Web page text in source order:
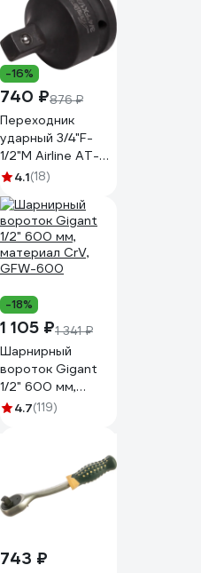
-16%
740 ₽876 ₽
Переходник
ударный 3/4"F-
1/2"M Airline AT-
IS34-48
4.1(18)
-18%
1 105 ₽1 341 ₽
Шарнирный
вороток Gigant
1/2" 600 мм,
материал CrV,
4.7(119)
743 ₽